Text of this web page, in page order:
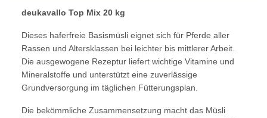
deukavallo Top Mix 20 kg
Dieses haferfreie Basismüsli eignet sich für Pferde aller
Rassen und Altersklassen bei leichter bis mittlerer Arbeit.
Die ausgewogene Rezeptur liefert wichtige Vitamine und
Mineralstoffe und unterstützt eine zuverlässige
Grundversorgung im täglichen Fütterungsplan.
Die bekömmliche Zusammensetzung macht das Müsli